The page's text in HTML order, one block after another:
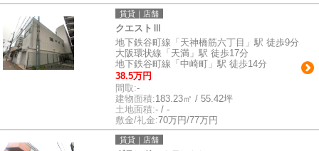
賃貸｜店舗
クエストⅢ
地下鉄谷町線「天神橋筋六丁目」駅 徒歩9分
大阪環状線「天満」駅 徒歩17分
地下鉄谷町線「中崎町」駅 徒歩14分
38.5万円
間取:-
建物面積:183.23㎡ / 55.42坪
土地面積:- / -
敷金/礼金:70万円/77万円
賃貸｜店舗